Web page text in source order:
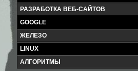
РАЗРАБОТКА ВЕБ-САЙТОВ
GOOGLE
ЖЕЛЕЗО
LINUX
АЛГОРИТМЫ